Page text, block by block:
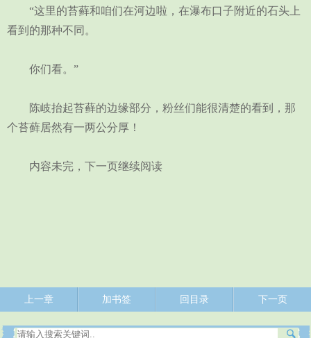
“这里的苔藓和咱们在河边啦，在瀑布口子附近的石头上
看到的那种不同。
你们看。”
陈岐抬起苔藓的边缘部分，粉丝们能很清楚的看到，那
个苔藓居然有一两公分厚！
内容未完，下一页继续阅读
上一章 加书签 回目录 下一页